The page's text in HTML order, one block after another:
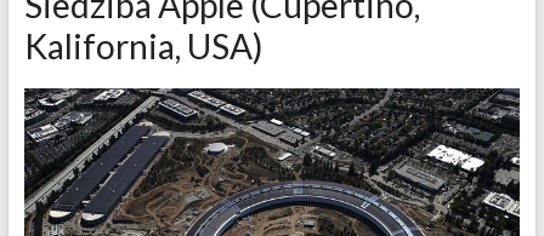
Kalifornia, USA)